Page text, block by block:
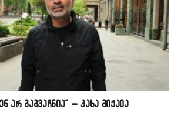
არ გაგვაჩნია” – კახა მიქაია